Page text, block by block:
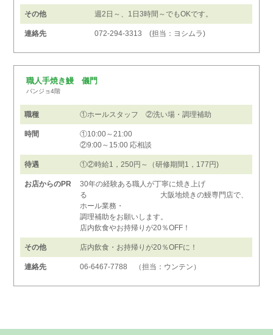
その他 週2日～、1日3時間～でもOKです。
連絡先 072-294-3313 (担当：ヨシムラ)
職人手焼き鰻 儀門
パンジョ4階
職種 ①ホールスタッフ ②洗い場・調理補助
時間
①10:00～21:00
②9:00～15:00 応相談
待遇 ①②時給1，250円～（研修期間1，177円)
お店からのPR
30年の経験ある職人が丁寧に焼き上げ
る 大阪地焼きの鰻専門店で、
ホール業務・
調理補助をお願いします。
店内飲食やお持帰りが20％OFF！
その他 店内飲食・お持帰りが20％OFFに！
連絡先 06-6467-7788 （担当：ウンテン）